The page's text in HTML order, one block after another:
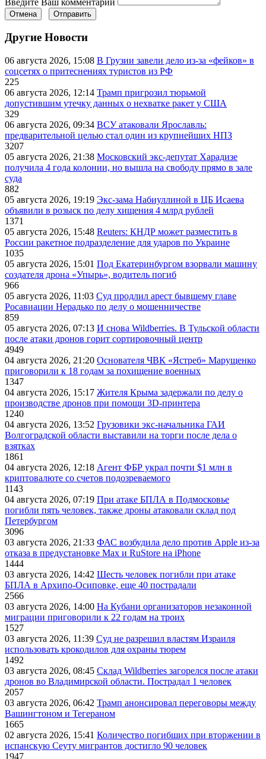
Отмена Отправить
Другие Новости
06 августа 2026, 15:08 В Грузии завели дело из-за «фейков» в
соцсетях о притеснениях туристов из РФ
225
06 августа 2026, 12:14 Трамп пригрозил тюрьмой
допустившим утечку данных о нехватке ракет у США
329
06 августа 2026, 09:34 ВСУ атаковали Ярославль:
предварительной целью стал один из крупнейших НПЗ
3207
05 августа 2026, 21:38 Московский экс-депутат Харадизе
получила 4 года колонии, но вышла на свободу прямо в зале
суда
882
05 августа 2026, 19:19 Экс-зама Набиуллиной в ЦБ Исаева
объявили в розыск по делу хищения 4 млрд рублей
1371
05 августа 2026, 15:48 Reuters: КНДР может разместить в
России ракетное подразделение для ударов по Украине
1035
05 августа 2026, 15:01 Под Екатеринбургом взорвали машину
создателя дрона «Упырь», водитель погиб
966
05 августа 2026, 11:03 Суд продлил арест бывшему главе
Росавиации Нерадько по делу о мошенничестве
859
05 августа 2026, 07:13 И снова Wildberries. В Тульской области
после атаки дронов горит сортировочный центр
4949
04 августа 2026, 21:20 Основателя ЧВК «Ястреб» Марущенко
приговорили к 18 годам за похищение военных
1347
04 августа 2026, 15:17 Жителя Крыма задержали по делу о
производстве дронов при помощи 3D‑принтера
1240
04 августа 2026, 13:52 Грузовики экс-начальника ГАИ
Волгоградской области выставили на торги после дела о
взятках
1861
04 августа 2026, 12:18 Агент ФБР украл почти $1 млн в
криптовалюте со счетов подозреваемого
1143
04 августа 2026, 07:19 При атаке БПЛА в Подмосковье
погибли пять человек, также дроны атаковали склад под
Петербургом
3096
03 августа 2026, 21:33 ФАС возбудила дело против Apple из-за
отказа в предустановке Max и RuStore на iPhone
1444
03 августа 2026, 14:42 Шесть человек погибли при атаке
БПЛА в Архипо-Осиповке, еще 40 пострадали
2566
03 августа 2026, 14:00 На Кубани организаторов незаконной
миграции приговорили к 22 годам на троих
1527
03 августа 2026, 11:39 Суд не разрешил властям Израиля
использовать крокодилов для охраны тюрем
1492
03 августа 2026, 08:45 Склад Wildberries загорелся после атаки
дронов во Владимирской области. Пострадал 1 человек
2057
03 августа 2026, 06:42 Трамп анонсировал переговоры между
Вашингтоном и Тегераном
1665
02 августа 2026, 15:41 Количество погибших при вторжении в
испанскую Сеуту мигрантов достигло 90 человек
1947